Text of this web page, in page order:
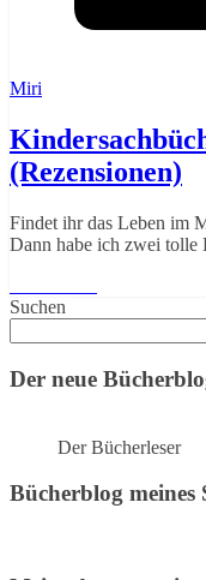
Miri
(Rezensionen)
Findet ihr das Leben im
Dann habe ich zwei tolle
Suchen
Der neue
Der Bücherleser
Bücherblog meines